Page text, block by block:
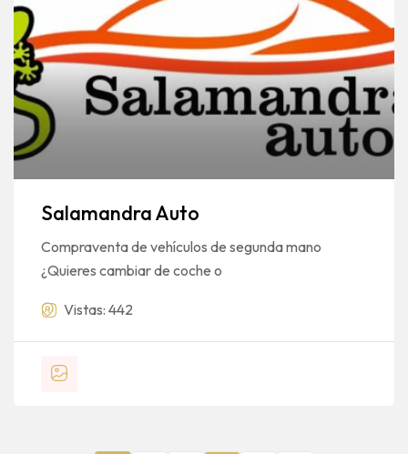
Salamandra Auto
Compraventa de vehículos de segunda mano
¿Quieres cambiar de coche o
Vistas: 442